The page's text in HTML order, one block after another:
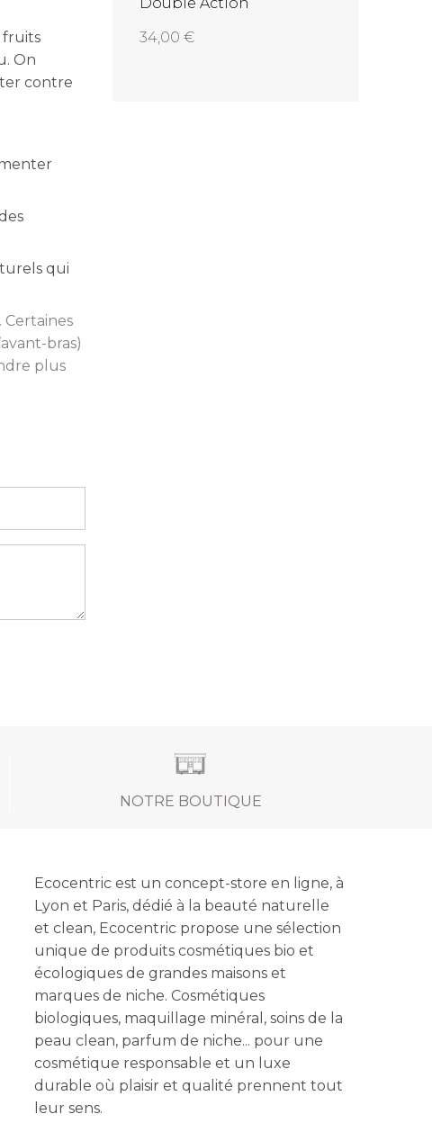
fruits
On
contre
qui
Certaines
bras)
plus
34,00
NOTRE BOUTIQUE
Ecocentric est un concept-store en ligne, à
Lyon et Paris, dédié à la beauté naturelle
et clean, Ecocentric propose une sélection
unique de produits cosmétiques bio et
écologiques de grandes maisons et
marques de niche. Cosmétiques
biologiques, maquillage minéral, soins de la
peau clean, parfum de niche... pour une
cosmétique responsable et un luxe
durable où plaisir et qualité prennent tout
leur sens.